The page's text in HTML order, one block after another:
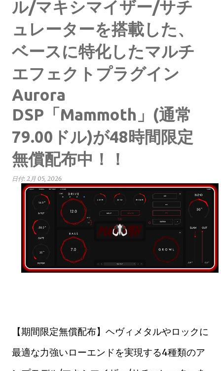
ル/マキシマイザー/サチ
ュレーターを搭載した、
ベースに特化したマルチ
エフェクトプラグイン
Aurora
DSP「Mammoth」(通常
79.00ドル)が48時間限定
無償配布中！！
日付: 2月 05, 2026
【期間限定無償配布】ヘヴィメタルやロックに
最適な力強いローエンドを実現する4種類のア